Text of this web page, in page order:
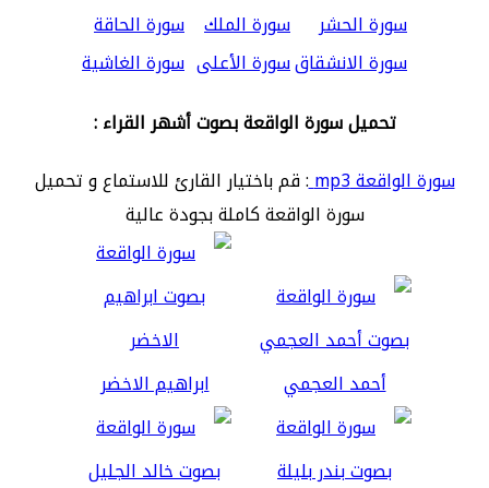
سورة الحشر
سورة الملك سورة الحاقة
سورة الانشقاقسورة الأعلى سورة الغاشية
تحميل سورة الواقعة بصوت أشهر القراء :
سورة الواقعة mp3
: قم باختيار القارئ للاستماع و تحميل
سورة الواقعة كاملة بجودة عالية
أحمد العجمي ابراهيم الاخضر